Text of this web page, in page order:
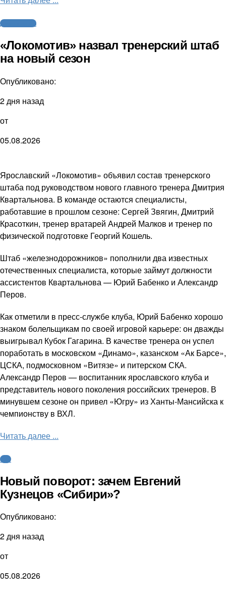
Другие виды
«Локомотив» назвал тренерский штаб
на новый сезон
Опубликовано:
2 дня назад
от
05.08.2026
Ярославский «Локомотив» объявил состав тренерского
штаба под руководством нового главного тренера Дмитрия
Квартальнова. В команде остаются специалисты,
работавшие в прошлом сезоне: Сергей Звягин, Дмитрий
Красоткин, тренер вратарей Андрей Малков и тренер по
физической подготовке Георгий Кошель.
Штаб «железнодорожников» пополнили два известных
отечественных специалиста, которые займут должности
ассистентов Квартальнова — Юрий Бабенко и Александр
Перов.
Как отметили в пресс-службе клуба, Юрий Бабенко хорошо
знаком болельщикам по своей игровой карьере: он дважды
выигрывал Кубок Гагарина. В качестве тренера он успел
поработать в московском «Динамо», казанском «Ак Барсе»,
ЦСКА, подмосковном «Витязе» и питерском СКА.
Александр Перов — воспитанник ярославского клуба и
представитель нового поколения российских тренеров. В
минувшем сезоне он привел «Югру» из Ханты-Мансийска к
чемпионству в ВХЛ.
Читать далее ...
КХЛ
Новый поворот: зачем Евгений
Кузнецов «Сибири»?
Опубликовано:
2 дня назад
от
05.08.2026